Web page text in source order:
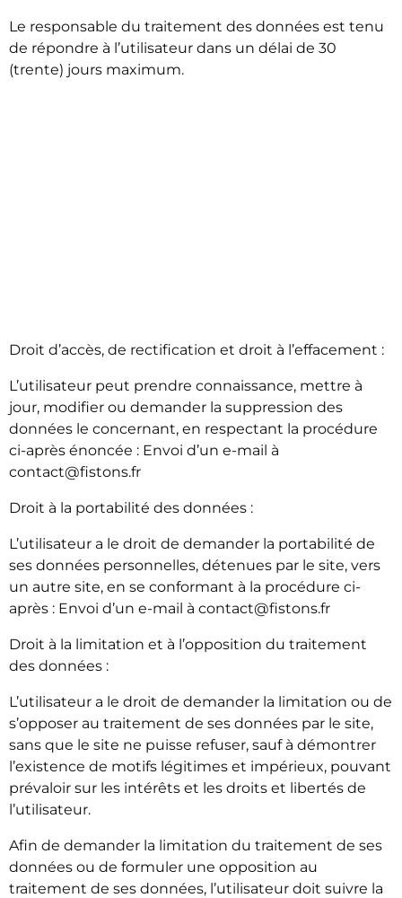
Le responsable du traitement des données est tenu
de répondre à l’utilisateur dans un délai de 30
(trente) jours maximum.
Droit d’accès, de rectification et droit à l’effacement :
L’utilisateur peut prendre connaissance, mettre à
jour, modifier ou demander la suppression des
données le concernant, en respectant la procédure
ci-après énoncée : Envoi d’un e-mail à
contact@fistons.fr
Droit à la portabilité des données :
L’utilisateur a le droit de demander la portabilité de
ses données personnelles, détenues par le site, vers
un autre site, en se conformant à la procédure ci-
après : Envoi d’un e-mail à contact@fistons.fr
Droit à la limitation et à l’opposition du traitement
des données :
L’utilisateur a le droit de demander la limitation ou de
s’opposer au traitement de ses données par le site,
sans que le site ne puisse refuser, sauf à démontrer
l’existence de motifs légitimes et impérieux, pouvant
prévaloir sur les intérêts et les droits et libertés de
l’utilisateur.
Afin de demander la limitation du traitement de ses
données ou de formuler une opposition au
traitement de ses données, l’utilisateur doit suivre la